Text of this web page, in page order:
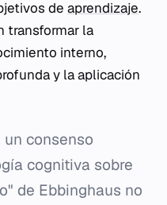
de aprendizaje.
transformar la
interno,
y la aplicación
un consenso
cognitiva sobre
de Ebbinghaus no